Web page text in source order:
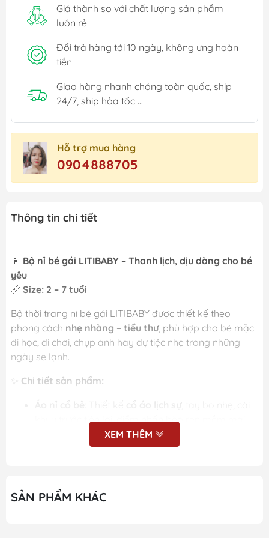
Giá thành so với chất lượng sản phẩm
luôn rẻ
Đổi trả hàng tới 10 ngày, không ưng hoàn
tiền
Giao hàng nhanh chóng toàn quốc, ship
24/7, ship hỏa tốc ...
Hỗ trợ mua hàng
0904888705
Thông tin chi tiết
👧 Bộ nỉ bé gái LITIBABY – Thanh lịch, dịu dàng cho bé
yêu
📏 Size: 2 – 7 tuổi
Bộ thời trang nỉ bé gái LITIBABY được thiết kế theo
phong cách nhẹ nhàng – tiểu thư, phù hợp cho bé mặc
đi học, đi chơi, chụp ảnh hay dự tiệc nhẹ trong những
ngày se lạnh.
Chi tiết sản phẩm:
khuy trước tiện lợi, điểm nhấn bèo ren mềm mại
tạo vẻ nữ tính, đáng yêu.
Quần nỉ dài: Cạp chun mềm, dễ mặc, ống quần
XEM THÊM
SẢN PHẨM KHÁC